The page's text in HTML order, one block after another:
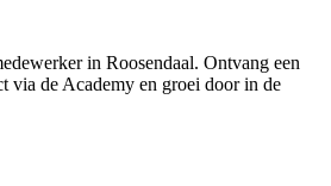
in Roosendaal. Ontvang een
via de Academy en groei door in de